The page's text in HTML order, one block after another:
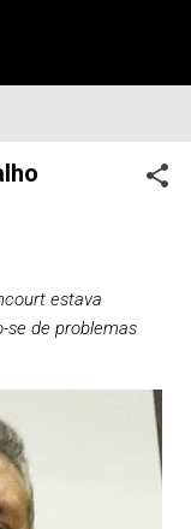
estava
se de problemas